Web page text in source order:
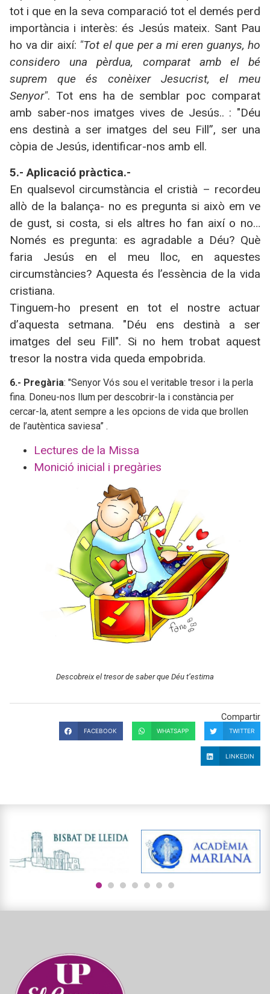
tot i que en la seva comparació tot el demés perd
importància i interès: és Jesús mateix. Sant Pau
ho va dir així: "Tot el que per a mi eren guanys, ho
considero una pèrdua, comparat amb el bé
suprem que és conèixer Jesucrist, el meu
Senyor". Tot ens ha de semblar poc comparat
amb saber-nos imatges vives de Jesús.. : "Déu
ens destinà a ser imatges del seu Fill”, ser una
còpia de Jesús, identificar-nos amb ell.
5.- Aplicació pràctica.-
En qualsevol circumstància el cristià – recordeu
allò de la balança- no es pregunta si això em ve
de gust, si costa, si els altres ho fan així o no…
Només es pregunta: es agradable a Déu? Què
faria Jesús en el meu lloc, en aquestes
circumstàncies? Aquesta és l’essència de la vida
cristiana.
Tinguem-ho present en tot el nostre actuar
d’aquesta setmana. "Déu ens destinà a ser
imatges del seu Fill". Si no hem trobat aquest
tresor la nostra vida queda empobrida.
6.- Pregària: "Senyor Vós sou el veritable tresor i la perla
fina. Doneu-nos llum per descobrir-la i constància per
cercar-la, atent sempre a les opcions de vida que brollen
de l’autèntica saviesa” .
Lectures de la Missa
Monició inicial i pregàries
Descobreix el tresor de saber que Déu t’estima
Compartir
FACEBOOK WHATSAPP TWITTER
LINKEDIN